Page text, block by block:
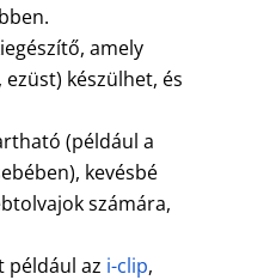
amely
készülhet, és
(például a
kevésbé
számára,
például az i-clip,